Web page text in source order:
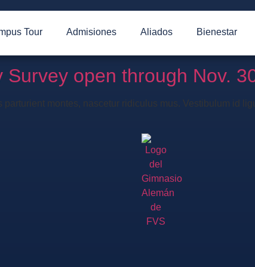
Tour Admisiones Aliados Bienestar
Survey open through Nov.
montes, nascetur ridiculus mus. Vestibulum id